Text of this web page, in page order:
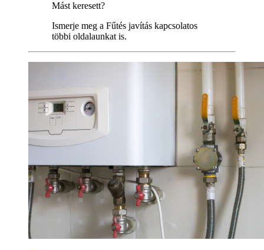
Mást keresett?
Ismerje meg a Fűtés javítás kapcsolatos
többi oldalaunkat is.